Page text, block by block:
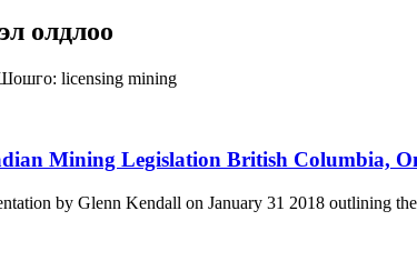
олдлоо
licensing mining
Mining Legislation British Columbia,
by Glenn Kendall on January 31 2018 outlining